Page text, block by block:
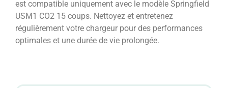
est compatible uniquement avec le modèle Springfield
USM1 CO2 15 coups. Nettoyez et entretenez
régulièrement votre chargeur pour des performances
optimales et une durée de vie prolongée.